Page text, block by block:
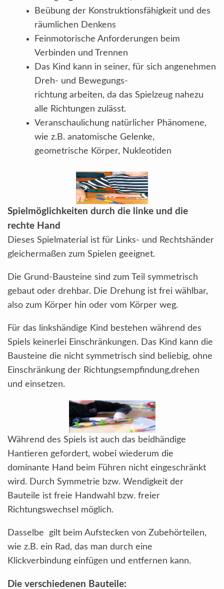
Beübung der Konstruktionsfähigkeit und des
räumlichen Denkens
Feinmotorische Anforderungen beim
Verbinden und Trennen
Das Kind kann in seiner, für sich angenehmen
Dreh- und Bewegungs-
richtung arbeiten, da das Spielzeug nahezu
alle Richtungen zulässt.
Veranschaulichung natürlicher Phänomene,
wie z.B. anatomische Gelenke,
geometrische Körper, Nukleotiden
Spielmöglichkeiten durch die linke und die
rechte Hand
Dieses Spielmaterial ist für Links- und Rechtshänder
gleichermaßen zum Spielen geeignet.
Die Grund-Bausteine sind zum Teil symmetrisch
gebaut oder drehbar. Die Drehung ist frei wählbar,
also zum Körper hin oder vom Körper weg.
Für das linkshändige Kind bestehen während des
Spiels keinerlei Einschränkungen. Das Kind kann die
Bausteine die nicht symmetrisch sind beliebig, ohne
Einschränkung der Richtungsempfindung,drehen
und einsetzen.
Während des Spiels ist auch das beidhändige
Hantieren gefordert, wobei wiederum die
dominante Hand beim Führen nicht eingeschränkt
wird. Durch Symmetrie bzw. Wendigkeit der
Bauteile ist freie Handwahl bzw. freier
Richtungswechsel möglich.
Dasselbe gilt beim Aufstecken von Zubehörteilen,
wie z.B. ein Rad, das man durch eine
Klickverbindung einfügen und entfernen kann.
Die verschiedenen Bauteile: